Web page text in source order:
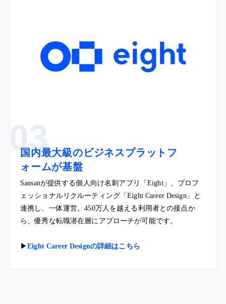
国内最大級のビジネスプラットフ
ォームが基盤
Sansanが提供する個人向け名刺アプリ「Eight」、プロフ
ェッショナルリクルーティング「Eight Career Design」と
連携し、一体運営。450万人を越える利用者との接点か
ら、優秀な転職潜在層にアプローチが可能です。
▶︎Eight Career Designの詳細はこちら